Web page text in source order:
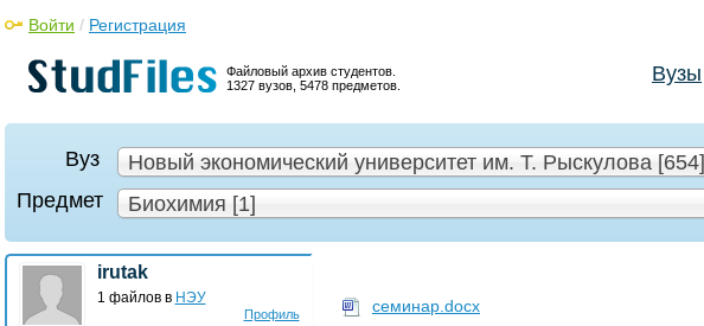
Файловый архив студентов.
1327 вузов, 5478 предметов.
Войти / Регистрация
Вузы
Вуз
Новый экономический университет им. Т. Рыскулова [654]
Предмет
Биохимия [1]
Профиль
irutak
1 файлов в НЭУ семинар.docx